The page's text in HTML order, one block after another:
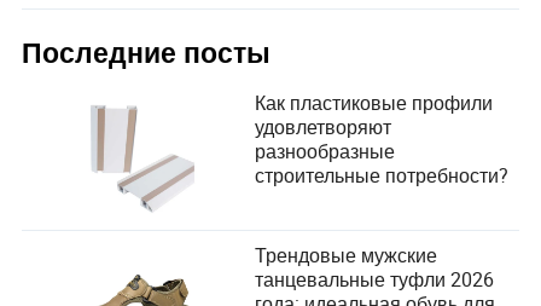
Последние посты
Как пластиковые профили
удовлетворяют
разнообразные
строительные потребности?
Трендовые мужские
танцевальные туфли 2026